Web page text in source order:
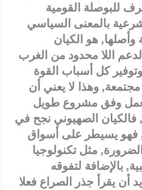
للبوصلة القومية
بالمعنى السياسي
هو الكيان
اللا محدود من الغرب
كل أسباب القوة
وهذا لا يعني أن
وفق مشروع طويل
فالكيان الصهيوني نجح في
فهو يسيطر على أسواق
مثل تكنولوجيا
بالإضافة لتفوقه
أن يقرأ جذر الصراع فعلا